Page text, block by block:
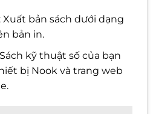
Xuất bản sách dưới dạng
bản in.
kỹ thuật số của bạn
bị Nook và trang web